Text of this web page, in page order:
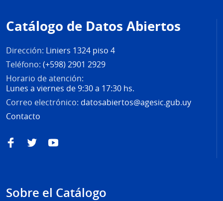
de
página
Catálogo de Datos Abiertos
Dirección: Liniers 1324 piso 4
Teléfono: (+598) 2901 2929
Horario de atención:
Lunes a viernes de 9:30 a 17:30 hs.
Correo electrónico: datosabiertos@agesic.gub.uy
Contacto
FacebookTwitterYouTube
Sobre el Catálogo